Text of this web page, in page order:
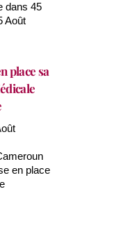
dans 45
Août
place sa
en place